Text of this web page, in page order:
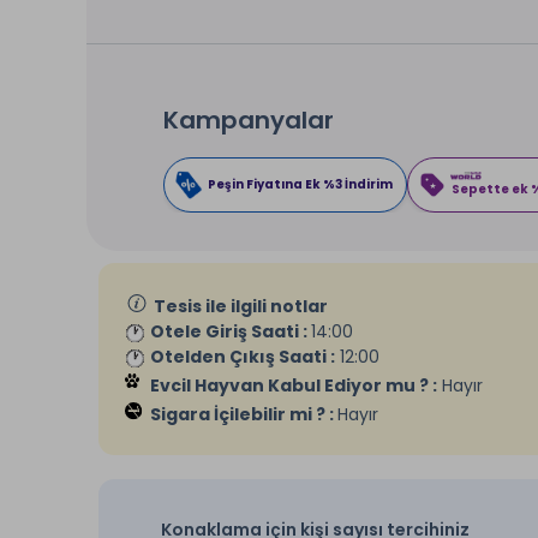
Kampanyalar
Peşin Fiyatına Ek %3 İndirim Sepette ek
Tesis ile ilgili notlar
Otele Giriş Saati :14:00
Otelden Çıkış Saati : 12:00
Evcil Hayvan Kabul Ediyor mu ? : Hayır
Sigara İçilebilir mi ? :Hayır
Konaklama için kişi sayısı tercihiniz